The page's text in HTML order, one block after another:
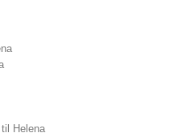
Helena